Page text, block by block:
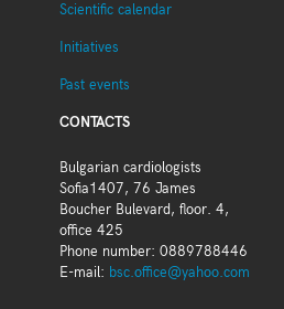
Scientific calendar
Initiatives
Past events
CONTACTS
Bulgarian cardiologists
Sofia1407, 76 James
Boucher Bulevard, floor. 4,
office 425
Phone number: 0889788446
E-mail: bsc.office@yahoo.com